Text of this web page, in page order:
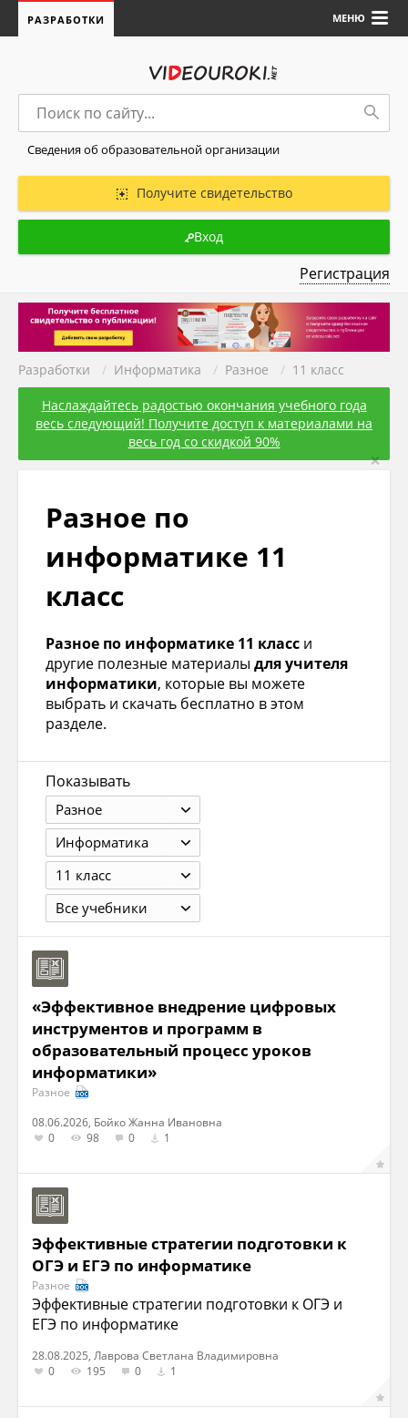
МЕНЮ
РАЗРАБОТКИ
Сведения об образовательной организации
Получите свидетельство
Вход
Регистрация
Разработки / Информатика / Разное / 11 класс
Наслаждайтесь радостью окончания учебного года
весь следующий! Получите доступ к материалами на
весь год со скидкой 90%
×
Разное по
информатике 11
класс
Разное по информатике 11 класс и
другие полезные материалы для учителя
информатики, которые вы можете
выбрать и скачать бесплатно в этом
разделе.
Показывать
Разное
Информатика
11 класс
Все учебники
«Эффективное внедрение цифровых
инструментов и программ в
образовательный процесс уроков
информатики»
Разное
08.06.2026, Бойко Жанна Ивановна
0
98 0 1
Эффективные стратегии подготовки к
ОГЭ и ЕГЭ по информатике
Разное
Эффективные стратегии подготовки к ОГЭ и
ЕГЭ по информатике
28.08.2025, Лаврова Светлана Владимировна
0
195 0 1